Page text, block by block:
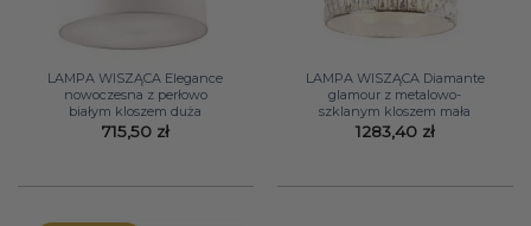
LAMPA WISZĄCA Elegance
nowoczesna z perłowo
białym kloszem duża
715,50 zł
LAMPA WISZĄCA Diamante
glamour z metalowo-
szklanym kloszem mała
1283,40 zł